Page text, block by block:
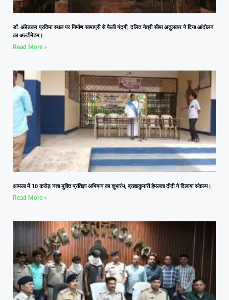
डॉ. अंबेडकर प्रतिमा स्थल पर निर्माण सामाग्री से फैली गंदगी, दलित नेत्री सीमा अतुलकर ने दिया आंदोलन
का अल्टीमेटम।
Read More »
आमला में 10 करोड़ नशा मुक्ति प्रतिज्ञा अभियान का शुभारंभ, ब्रह्माकुमारी हेमलता दीदी ने दिलाया संकल्प।
Read More »